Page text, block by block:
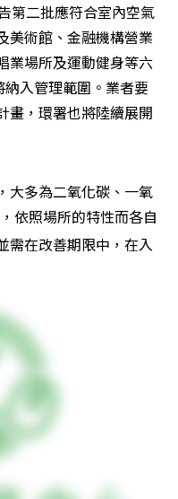
第二批應符合室內空氣
美術館、金融機構營業
業場所及運動健身等六
入管理範圍。業者要
畫，環署也將陸續展開
大多為二氧化碳、一氧
依照場所的特性而各自
需在改善期限中，在入